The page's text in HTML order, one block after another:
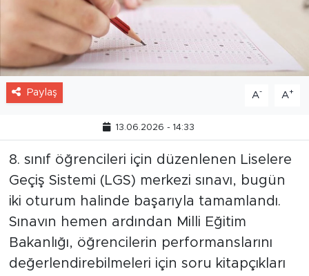
Paylaş A- A+
13.06.2026 - 14:33
8. sınıf öğrencileri için düzenlenen Liselere
Geçiş Sistemi (LGS) merkezi sınavı, bugün
iki oturum halinde başarıyla tamamlandı.
Sınavın hemen ardından Milli Eğitim
Bakanlığı, öğrencilerin performanslarını
değerlendirebilmeleri için soru kitapçıkları